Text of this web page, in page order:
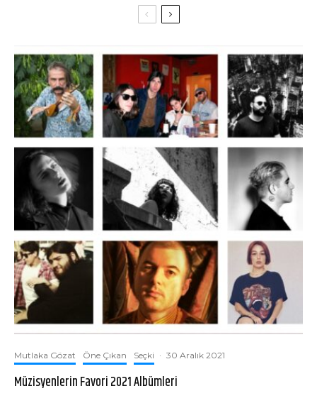
Mutlaka Gözat Öne Çıkan Seçki · 30 Aralık 2021
Müzisyenlerin Favori 2021 Albümleri